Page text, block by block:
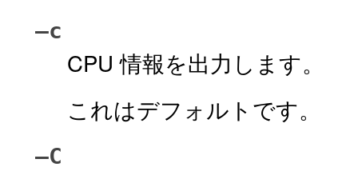
–c
CPU 情報を出力します。
これはデフォルトです。
–C